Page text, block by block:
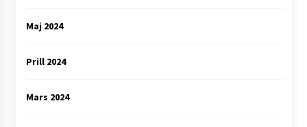
Maj 2024
Prill 2024
Mars 2024